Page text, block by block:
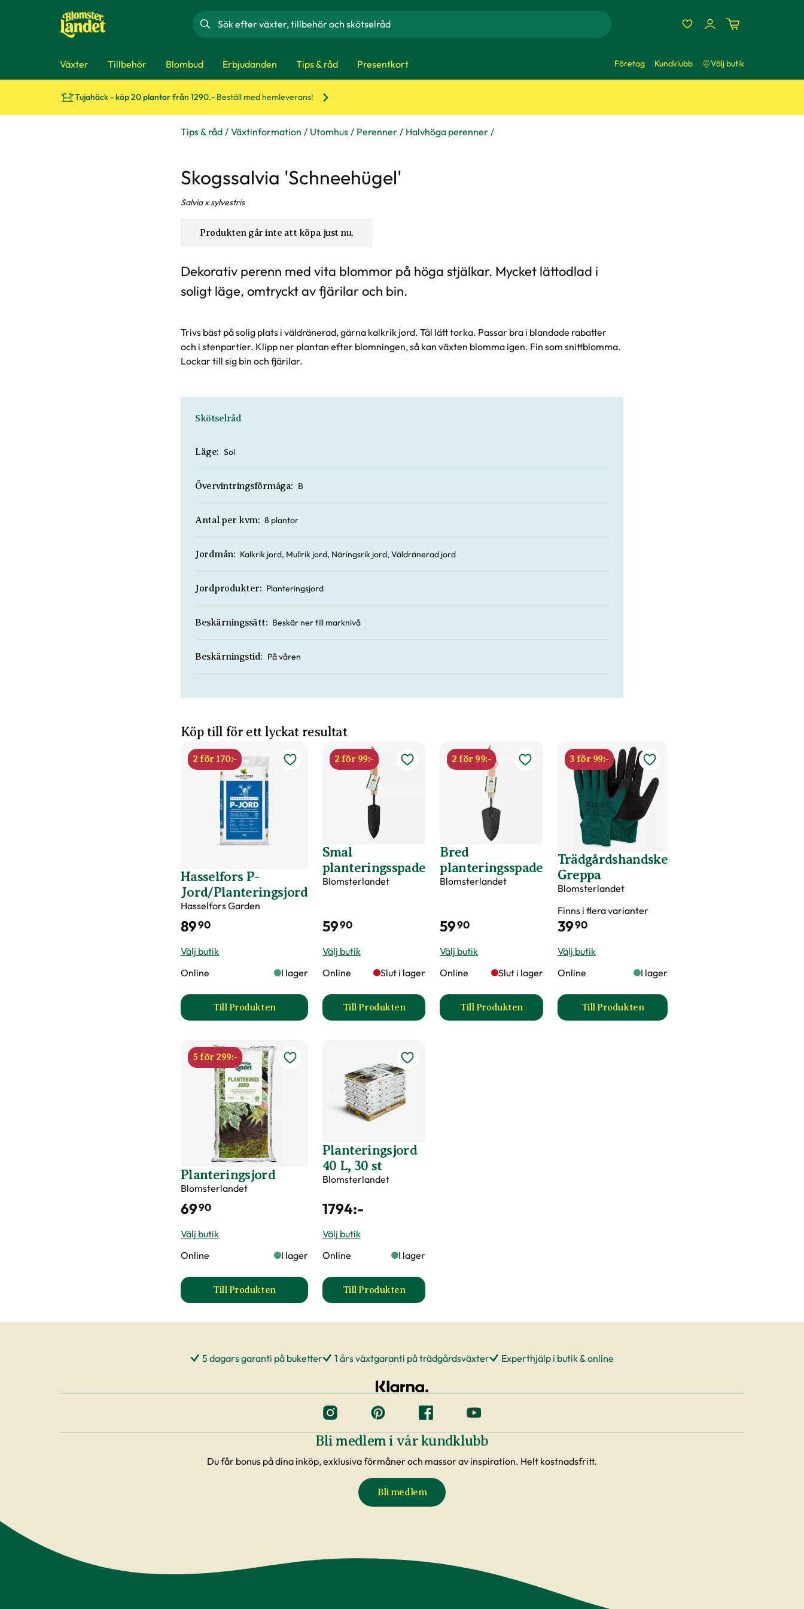
Sök
Växter Tillbehör Blombud Erbjudanden Tips & råd Presentkort Företag Kundklubb Välj butik
Tujahäck - köp 20 plantor från 1290.- Beställ med hemleverans!
Tips & råd Växtinformation Utomhus Perenner Halvhöga perenner
Skogssalvia 'Schneehügel'
Salvia x sylvestris
Produkten går inte att köpa just nu.
Dekorativ perenn med vita blommor på höga stjälkar. Mycket lättodlad i
soligt läge, omtryckt av fjärilar och bin.
Trivs bäst på solig plats i väldränerad, gärna kalkrik jord. Tål lätt torka. Passar bra i blandade rabatter
och i stenpartier. Klipp ner plantan efter blomningen, så kan växten blomma igen. Fin som snittblomma.
Lockar till sig bin och fjärilar.
Skötselråd
Läge: Sol
Övervintringsförmåga: B
Antal per kvm: 8 plantor
Jordmån: Kalkrik jord, Mullrik jord, Näringsrik jord, Väldränerad jord
Jordprodukter: Planteringsjord
Beskärningssätt: Beskär ner till marknivå
Beskärningstid: På våren
Köp till för ett lyckat resultat
2 för 170:-
Hasselfors P-
Jord/Planteringsjord
Hasselfors Garden
8990
Välj butik
Online
I lager
Till Produkten
till Hasselfors P-Jord/Planteringsjord produktsida
2 för 99:-
Smal
planteringsspade
Blomsterlandet
5990
Välj butik
Online
Slut i lager
Till Produkten
till Smal planteringsspade produktsida
2 för 99:-
Bred
planteringsspade
Blomsterlandet
5990
Välj butik
Online
Slut i lager
Till Produkten
till Bred planteringsspade produktsida
3 för 99:-
Trädgårdshandske
Greppa
Blomsterlandet
Finns i flera varianter
3990
Välj butik
Online
I lager
Till Produkten
till Trädgårdshandske Greppa produktsida
5 för 299:-
Planteringsjord
Blomsterlandet
6990
Välj butik
Online
I lager
Till Produkten
till Planteringsjord produktsida
Planteringsjord
40 L, 30 st
Blomsterlandet
1794:-
Välj butik
Online
I lager
Till Produkten
till Planteringsjord 40 L, 30 st produktsida
5 dagars garanti på buketter 1 års växtgaranti på trädgårdsväxter Experthjälp i butik & online
Bli medlem i vår kundklubb
Du får bonus på dina inköp, exklusiva förmåner och massor av inspiration. Helt kostnadsfritt.
Bli medlem